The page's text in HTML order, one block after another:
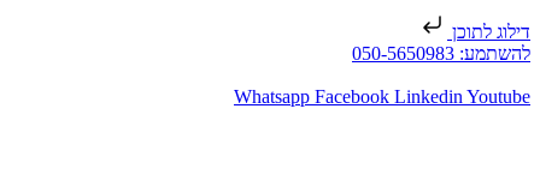
דילוג לתוכן
להשתמע: 050-5650983
Whatsapp Facebook Linkedin Youtube